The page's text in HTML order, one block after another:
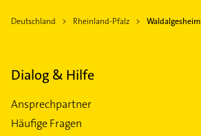
Deutschland Rheinland-Pfalz Waldalgesheim
Dialog & Hilfe
Ansprechpartner
Häufige Fragen